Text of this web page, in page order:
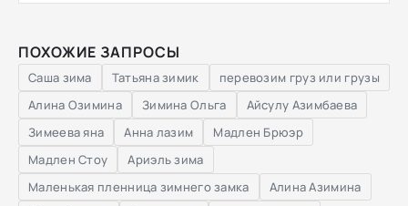
ПОХОЖИЕ ЗАПРОСЫ
Саша зима Татьяна зимик
перевозим груз или грузы
Алина Озимина
Зимина Ольга
Айсулу Азимбаева
Зимеева яна
Анна лазим
Мадлен Брюэр
Мадлен Стоу
Ариэль зима
Маленькая пленница зимнего замка
Алина Азимина